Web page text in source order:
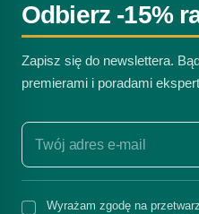
Odbierz -15%
Zapisz się do newslettera.
premierami i poradami
Wyrażam zgodę na